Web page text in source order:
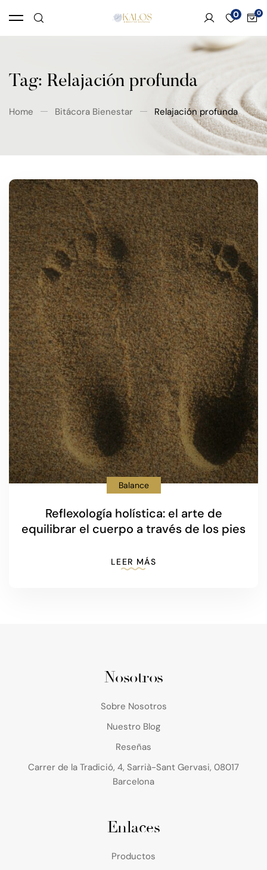
0
Tag: Relajación profunda
Home Bitácora Bienestar Relajación profunda
Balance
Reflexología holística: el arte de
equilibrar el cuerpo a través de los pies
LEER MÁS
Nosotros
Sobre Nosotros
Nuestro Blog
Reseñas
Carrer de la Tradició, 4, Sarrià-Sant Gervasi, 08017
Barcelona
Enlaces
Productos